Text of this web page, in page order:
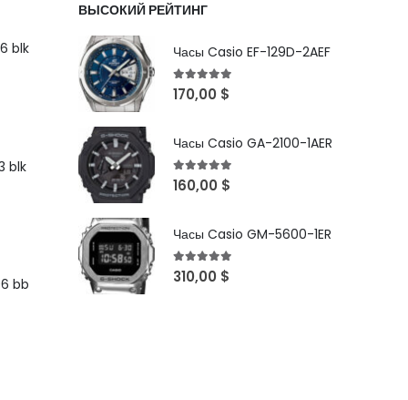
blk
blk
bb
ВЫСОКИЙ РЕЙТИНГ
Часы Casio EF-129D-2AEF
5out of 5
170,00 $
Часы Casio GA-2100-1AER
5out of 5
160,00 $
Часы Casio GM-5600-1ER
5out of 5
310,00 $